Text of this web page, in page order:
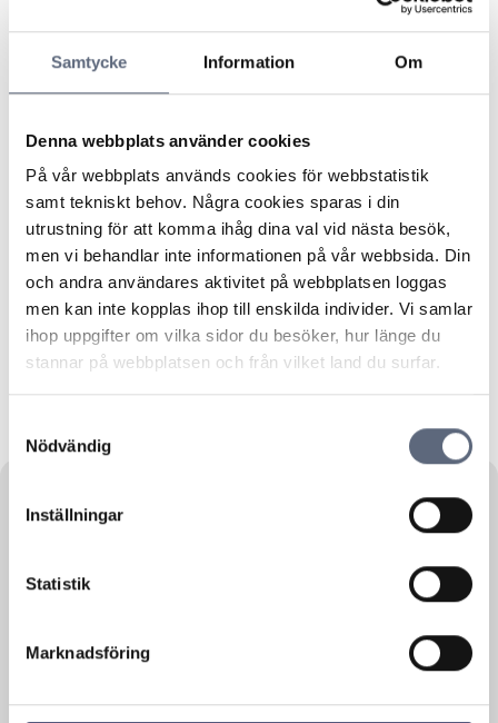
Samtycke Information Om
Denna webbplats använder cookies
På vår webbplats används cookies för webbstatistik
samt tekniskt behov. Några cookies sparas i din
utrustning för att komma ihåg dina val vid nästa besök,
men vi behandlar inte informationen på vår webbsida. Din
och andra användares aktivitet på webbplatsen loggas
men kan inte kopplas ihop till enskilda individer. Vi samlar
ihop uppgifter om vilka sidor du besöker, hur länge du
stannar på webbplatsen och från vilket land du surfar.
Nödvändig
Inställningar
Statistik
Marknadsföring
Partnerships, cooperations
Electronic business, communication
Interior design
Building industry
Economy, Finance
Garden
Computer games
Tourism
Business enterprise, General
Home electronics
Police matters
Infrastructure, Communication
Elderly care
Real Estate, facilities management
Personal finance
Network products
Vacation
Forest Management
Consumer affairs
Legal affairs
Färre klagomål men vilseledande
Antalet klagomål till Telekområdgivarna
Läs mer om denna Press